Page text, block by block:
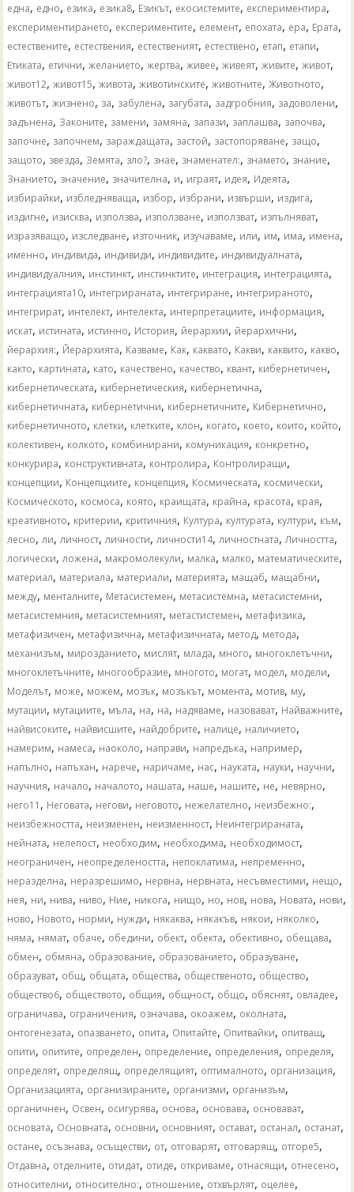
една, едно, езика, езика8, Езикът, екосистемите, експериментира,
експериментирането, експериментите, елемент, епохата, ера, Ерата,
естествените, естествения, естественият, естествено, етап, етапи,
Етиката, етични,желанието,жертва,живее,живеят,живите,живот,
живот12,живот15,живота,животинските,животните, Животното,
животът,жизнено, за, забулена, загубата, задгробния, задоволени,
задънена, Законите, замени, замяна, запази, заплашва, започва,
започне, започнем, зараждащата, застой, застопоряване, защо,
защото, звезда, Земята, зло?, знае, знаменател:, знамето, знание,
Знанието, значение, значителна, и, играят, идея, Идеята,
избирайки, избледняваща, избор, избрани, извърши, издига,
издигне, изисква, използва, използване, използват, изпълняват,
изразяващо, изследване, източник, изучаваме, или, им, има, имена,
именно, индивида, индивиди, индивидите, индивидуалната,
индивидуалния, инстинкт, инстинктите, интеграция, интеграцията,
интеграцията10, интегрираната, интегриране, интегрираното,
интегрират, интелект, интелекта, интерпретациите, информация,
искат, истината, истинно, История, йерархии, йерархични,
йерархия:, Йерархията, Казваме, Как, каквато, Какви, каквито, какво,
както, картината, като, качествено, качество, квант, кибернетичен,
кибернетическата, кибернетическия, кибернетична,
кибернетичната, кибернетични, кибернетичните, Кибернетично,
кибернетичното, клетки, клетките, клон, когато, което, които, който,
колективен, колкото, комбинирани, комуникация, конкретно,
конкурира, конструктивната, контролира, Контролиращи,
концепции, Концепциите, концепция, Космическата, космически,
Космическото, космоса, която, краищата, крайна, красота, края,
креативното, критерии, критичния, Култура, културата, култури, към,
лесно, ли, личност, личности, личности14, личностната, Личността,
логически, ложена, макромолекули, малка, малко, математическите,
материал, материала, материали, материята, мащаб, мащабни,
между, менталните, Метасистемен, метасистемна, метасистемни,
метасистемния, метасистемният, метастистемен, метафизика,
метафизичен, метафизична, метафизичната, метод, метода,
механизъм, мирозданието, мислят, млада, много, многоклетъчни,
многоклетъчните, многообразие, многото, могат, модел, модели,
Моделът, може, можем, мозък, мозъкът, момента, мотив, му,
мутации, мутациите, мъла, на, ​​на, надяваме, назовават, Найважните,
найвисоките, найвисшите, найдобрите, налице, наличието,
намерим, намеса, наоколо, направи, напредъка, например,
напълно, напъхан, нарече, наричаме, нас, науката, науки, научни,
научния, начало, началото, нашата, наше, нашите, не, невярно,
него11 , Неговата, негови, неговото, нежелателно, неизбежно:,
неизбежността, неизменен, неизменност, Неинтегрираната,
нейната, нелепост, необходим, необходима, необходимост,
неограничен, неопределеността, непоклатима, непременно,
неразделна, неразрешимо, нервна, нервната, несъвместими, нещо,
нея, ни, нива, ниво, Ние, никога, нищо, но, нов, нова, Новата, нови,
ново, Новото, норми, нужди, някаква, някакъв, някои, няколко,
няма, нямат, обаче, обедини, обект, обекта, обективно, обещава,
обмен, обмяна, образование, образованието, образуване,
образуват, общ, общата, общества, общественото, общество,
общество6, обществото, общия, общност, общо, обяснят, овладее,
ограничава, ограничения, означава, окоажем, околната,
онтогенезата, опазването, опита, Опитайте, Опитвайки, опитващ,
опити, опитите, определен, определение, определения, определя,
определят, определящ, определящият, оптималното, организация,
Организацията, организираните, организми, организъм,
органичнен, Освен, осигурява, основа, основава, основават,
основата, Основната, основни, основният, остават, останал, останат,
остане, осъзнава, осъществи, от, отговарят, отговарящ, отгоре5,
Отдавна, отделните, отидат, отиде, откриваме, отнасящи, отнесено,
относителни, относително:, отношение, отхвърлят, оцелее,